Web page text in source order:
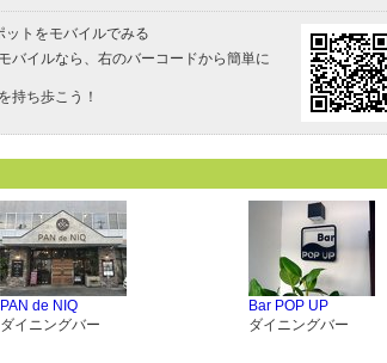
ットをモバイルでみる
バイルなら、右のバーコードから簡単に
持ち歩こう！
PAN de NIQ
ダイニングバー
Bar POP UP
ダイニングバー